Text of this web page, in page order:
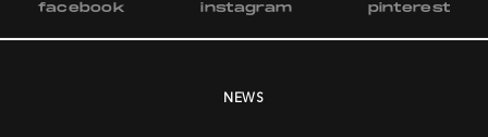
facebook instagram pinterest
NEWS